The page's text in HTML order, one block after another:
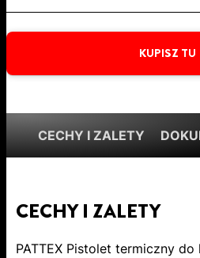
KUPISZ TU
CECHY I ZALETY
CECHY I ZALETY
PATTEX Pistolet termiczny